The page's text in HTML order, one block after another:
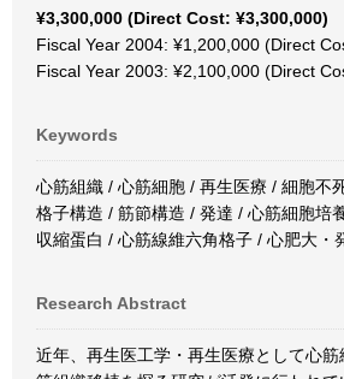
¥3,300,000 (Direct Cost: ¥3,300,000)
Fiscal Year 2004: ¥1,200,000 (Direct
Fiscal Year 2003: ¥2,100,000 (Direct
Keywords
心筋組織 / 心筋細胞 / 再生医療 / 細胞不
格子構造 / 筋節構造 / 発達 / 心筋細胞培
収縮蛋白 / 心筋線維六角格子 / 心肥大・
Research Abstract
近年、再生医工学・再生医療として心